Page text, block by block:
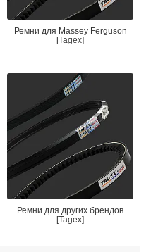
Ремни для Massey Ferguson
[Tagex]
Ремни для других брендов
[Tagex]